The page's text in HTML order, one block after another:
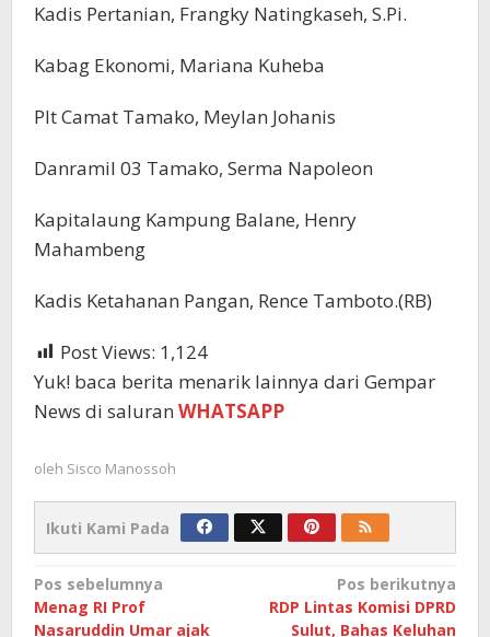
Kadis Pertanian, Frangky Natingkaseh, S.Pi.
Kabag Ekonomi, Mariana Kuheba
Plt Camat Tamako, Meylan Johanis
Danramil 03 Tamako, Serma Napoleon
Kapitalaung Kampung Balane, Henry
Mahambeng
Kadis Ketahanan Pangan, Rence Tamboto.(RB)
Post Views: 1,124
Yuk! baca berita menarik lainnya dari Gempar
News di saluran WHATSAPP
oleh Sisco Manossoh
Ikuti Kami Pada
Navigasi
pos
Pos sebelumnya
Menag RI Prof
Nasaruddin Umar ajak
Pos berikutnya
RDP Lintas Komisi DPRD
Sulut, Bahas Keluhan